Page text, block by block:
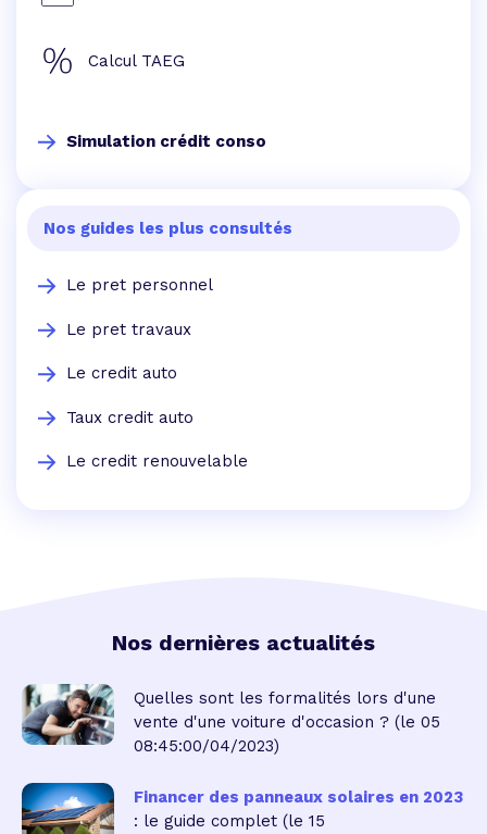
Calcul TAEG
Simulation crédit conso
Nos guides les plus consultés
Le pret personnel
Le pret travaux
Le credit auto
Taux credit auto
Le credit renouvelable
Nos dernières actualités
Quelles sont les formalités lors d'une
vente d'une voiture d'occasion ? (le 05
08:45:00/04/2023)
Financer des panneaux solaires en 2023
: le guide complet (le 15